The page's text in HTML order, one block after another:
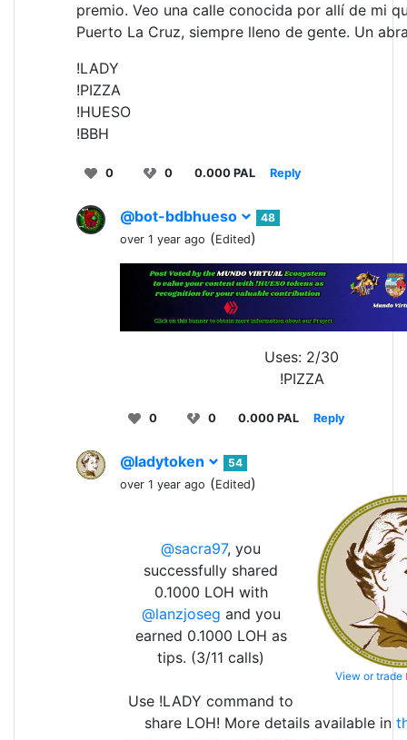
premio. Veo una calle conocida por allí de mi
Puerto La Cruz, siempre lleno de gente. Un
!LADY
!PIZZA
!HUESO
!BBH
0 0 0.000 PAL Reply
@bot-bdbhueso
48
over 1 year ago (Edited)
Uses: 2/30
!PIZZA
0 0 0.000 PAL Reply
@ladytoken
54
over 1 year ago (Edited)
View or trade
@sacra97, you
successfully shared
0.1000 LOH with
@lanzjoseg and you
earned 0.1000 LOH as
tips. (3/11 calls)
Use !LADY command to
share LOH! More details available in